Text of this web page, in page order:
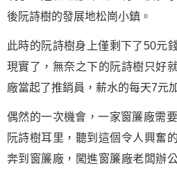
後阮詩樹的發展地松崗小鎮。
此時的阮詩樹身上僅剩下了50元
現實了，無奈之下的阮詩樹只好
廠當起了推銷員，薪水的每天7元
偶然的一次機會，一家窗簾廠需
阮詩樹耳里，聽到這個令人興奮
奔到窗簾廠，闖進窗簾廠老闆辦